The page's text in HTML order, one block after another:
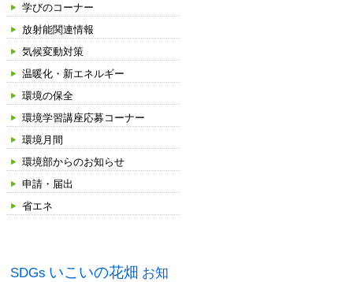
学びのコーナー
放射能関連情報
気候変動対策
温暖化・新エネルギー
環境の保全
環境学習講座応募コーナー
環境月間
環境部からのお知らせ
申請・届出
省エネ
SDGs いこいの花畑 お知